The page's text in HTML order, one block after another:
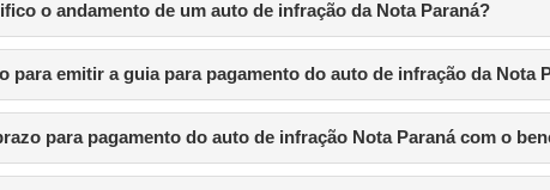
o andamento de um auto de infração da Nota Paraná?
para emitir a guia para pagamento do auto de infração da Nota
para pagamento do auto de infração Nota Paraná com o